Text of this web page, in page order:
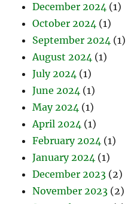
December 2024 (1)
October 2024 (1)
September 2024 (1)
August 2024 (1)
July 2024 (1)
June 2024 (1)
May 2024 (1)
April 2024 (1)
February 2024 (1)
January 2024 (1)
December 2023 (2)
November 2023 (2)